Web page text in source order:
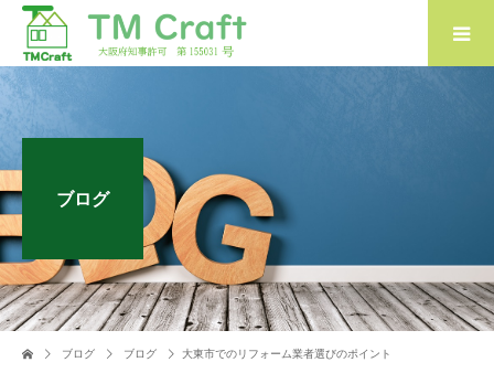
ブログ
ブログ ブログ 大東市でのリフォーム業者選びのポイント